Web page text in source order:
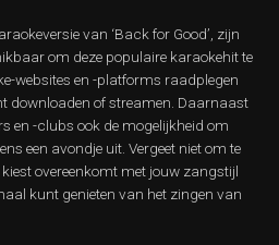
van ‘Back for Good’, zijn
om deze populaire karaokehit te
websites en -platforms raadplegen
downloaden of streamen. Daarnaast
en -clubs ook de mogelijkheid om
een avondje uit. Vergeet niet om te
kiest overeenkomt met jouw zangstijl
kunt genieten van het zingen van